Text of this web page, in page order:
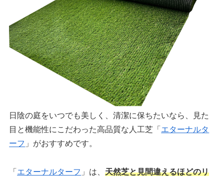
日陰の庭をいつでも美しく、清潔に保ちたいなら、見た
目と機能性にこだわった高品質な人工芝「 エターナルタ
ーフ 」がおすすめです。
「 エターナルターフ 」は、天然芝と見間違えるほどのリ